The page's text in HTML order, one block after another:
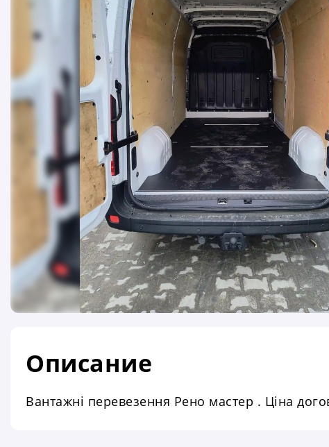
Описание
Вантажні перевезення Рено мастер . Ціна